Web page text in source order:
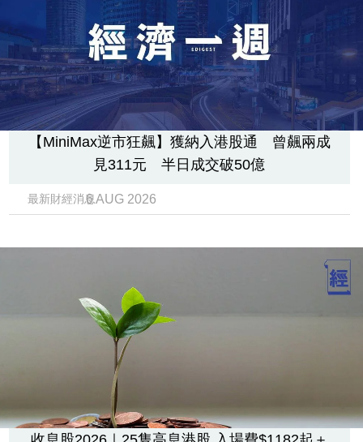
【MiniMax逆市狂飆】獲納入港股通 曾飆兩成
見311元 半日成交破50億
最新財經消息6 AUG 2026